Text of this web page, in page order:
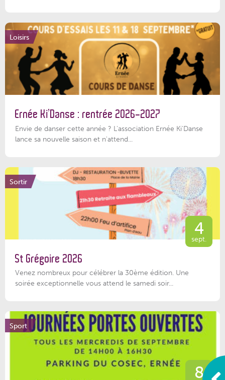
Loisirs
Ernée Ki’Danse : rentrée 2026-2027
Envie de danser cette année ? L'association Ernée Ki'Danse
lance sa nouvelle saison et n'attend...
Sortir
4
sept.
St Grégoire 2026
Venez nombreux pour célébrer la 30ème édition. Une
soirée exceptionnelle vous attend le samedi soir...
Sport
8